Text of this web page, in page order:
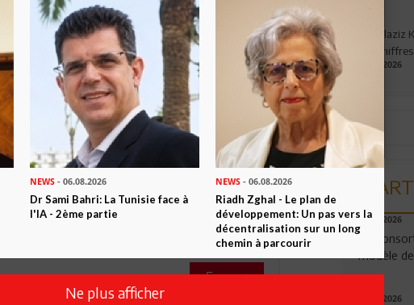
0Commentaires
Commenter
Envoyer
Abdelaziz
aux
09.07.2026
06.08.2026
Un
modèle de
04.08.2026
NEWS - 06.08.2026
Dr Sami Bahri: La Tunisie face à
l'IA - 2ème partie
NEWS- 06.08.2026
Riadh Zghal - Le plan de
développement: Un pas vers la
décentralisation sur un long
chemin à parcourir
Ne plus afficher